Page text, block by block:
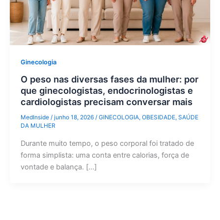
Ginecologia
O peso nas diversas fases da mulher: por
que ginecologistas, endocrinologistas e
cardiologistas precisam conversar mais
MedInside / junho 18, 2026 / GINECOLOGIA, OBESIDADE, SAÚDE
DA MULHER
Durante muito tempo, o peso corporal foi tratado de
forma simplista: uma conta entre calorias, força de
vontade e balança. […]